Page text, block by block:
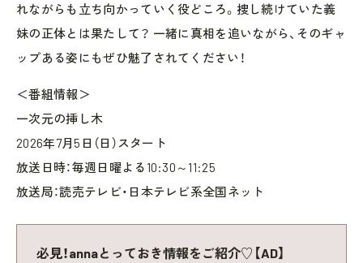
れながらも立ち向かっていく役どころ。捜し続けていた義
妹の正体とは果たして？ 一緒に真相を追いながら、そのギャ
ップある姿にもぜひ魅了されてください！
＜番組情報＞
一次元の挿し木
2026年7月5日（日）スタート
放送日時：毎週日曜よる10:30～11:25
放送局：読売テレビ・日本テレビ系全国ネット
必見！annaとっておき情報をご紹介♡【AD】